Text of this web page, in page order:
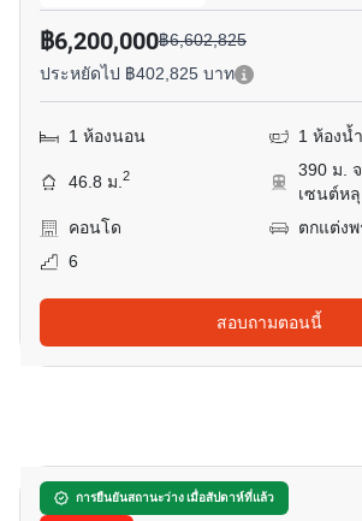
฿6,200,000฿6,602,825
ประหยัดไป ฿402,825 บาท
1 ห้องนอน 1 ห้องน้ำ
46.8 ม.2
390 ม.
เซนต์ห
คอนโด
ตกแต่ง
6
สอบถามตอนนี้
การยืนยันสถานะว่าง เมื่อสัปดาห์ที่แล้ว
ดิ แอดเดรส สาทร